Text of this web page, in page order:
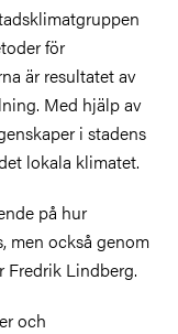
för
är resultatet av
Med hjälp av
i stadens
lokala klimatet.
på hur
men också genom
Fredrik Lindberg.
och